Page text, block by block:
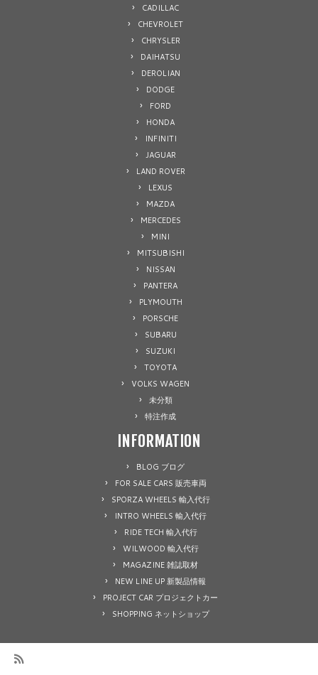
CADILLAC
CHEVROLET
CHRYSLER
DAIHATSU
DEROLIAN
DODGE
FORD
HONDA
INFINITI
JAGUAR
LAND ROVER
LEXUS
MAZDA
MERCEDES
MINI
MITSUBISHI
NISSAN
PANTERA
PLYMOUTH
PORSCHE
SUBARU
SUZUKI
TOYOTA
VOLKS WAGEN
未分類
特注作成
INFORMATION
BLOG ブログ
FOR SALE CARS 販売車両
SPORZA WHEELS 輸入代行
INTRO WHEELS 輸入代行
RIDE TECH 輸入代行
WILWOOD 輸入代行
MAGAZINE 雑誌取材
NEW LINE UP 新製品情報
PROJECT CAR プロジェクトカー
SHOPPING ネットショップ